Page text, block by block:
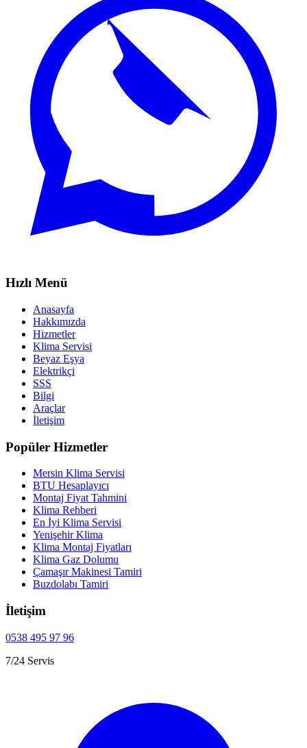
Hızlı Menü
Anasayfa
Hakkımızda
Hizmetler
Klima Servisi
Beyaz Eşya
Elektrikçi
SSS
Bilgi
Araçlar
İletişim
Popüler Hizmetler
Mersin Klima Servisi
BTU Hesaplayıcı
Montaj Fiyat Tahmini
Klima Rehberi
En İyi Klima Servisi
Yenişehir Klima
Klima Montaj Fiyatları
Klima Gaz Dolumu
Çamaşır Makinesi Tamiri
Buzdolabı Tamiri
İletişim
0538 495 97 96
7/24 Servis